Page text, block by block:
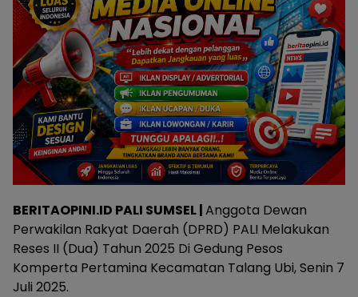
BERITAOPINI.ID PALI SUMSEL |Anggota Dewan
Perwakilan Rakyat Daerah (DPRD) PALI Melakukan
Reses II (Dua) Tahun 2025 Di Gedung Pesos
Komperta Pertamina Kecamatan Talang Ubi, Senin 7
Juli 2025.